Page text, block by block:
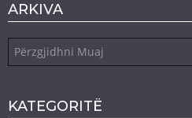
ARKIVA
KATEGORITË